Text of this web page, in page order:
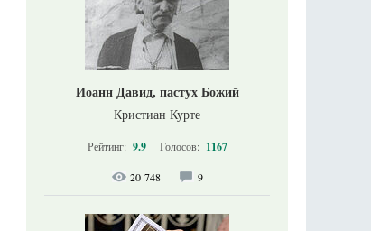
Иоанн Давид, пастух Божий
Кристиан Курте
Рейтинг: 9.9 Голосов: 1167
20 748 9